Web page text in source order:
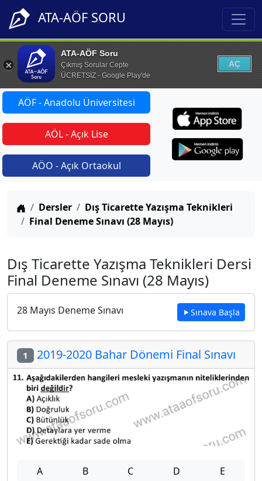
ATA-AÖF SORU
ATA-AÖF Soru
Çıkmış Sorular Cepte
ÜCRETSİZ - Google Play'de
AÇ
AÖF - Anadolu Üniversitesi
AÖL - Açık Lise
AÖO - Açık Ortaokul
Anasayfa
Dersler
Dış Ticarette Yazışma Teknikleri
Final Deneme Sınavı (28 Mayıs)
Dış Ticarette Yazışma Teknikleri Dersi
Final Deneme Sınavı (28 Mayıs)
28 Mayıs Deneme Sınavı Sınava Başla
1 2019-2020 Bahar Dönemi Final Sınavı
A B C D E